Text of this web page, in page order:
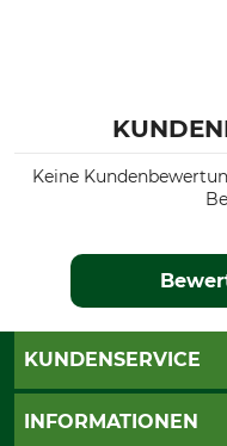
Keine
KUNDENSERVICE
Katalogbestellung
INFORMATIONEN